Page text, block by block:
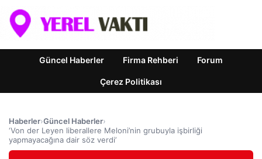
Güncel Haberler Firma Rehberi Forum
Çerez Politikası
Haberler›Güncel Haberler›
‘Von der Leyen liberallere Meloni’nin grubuyla işbirliği
yapmayacağına dair söz verdi’